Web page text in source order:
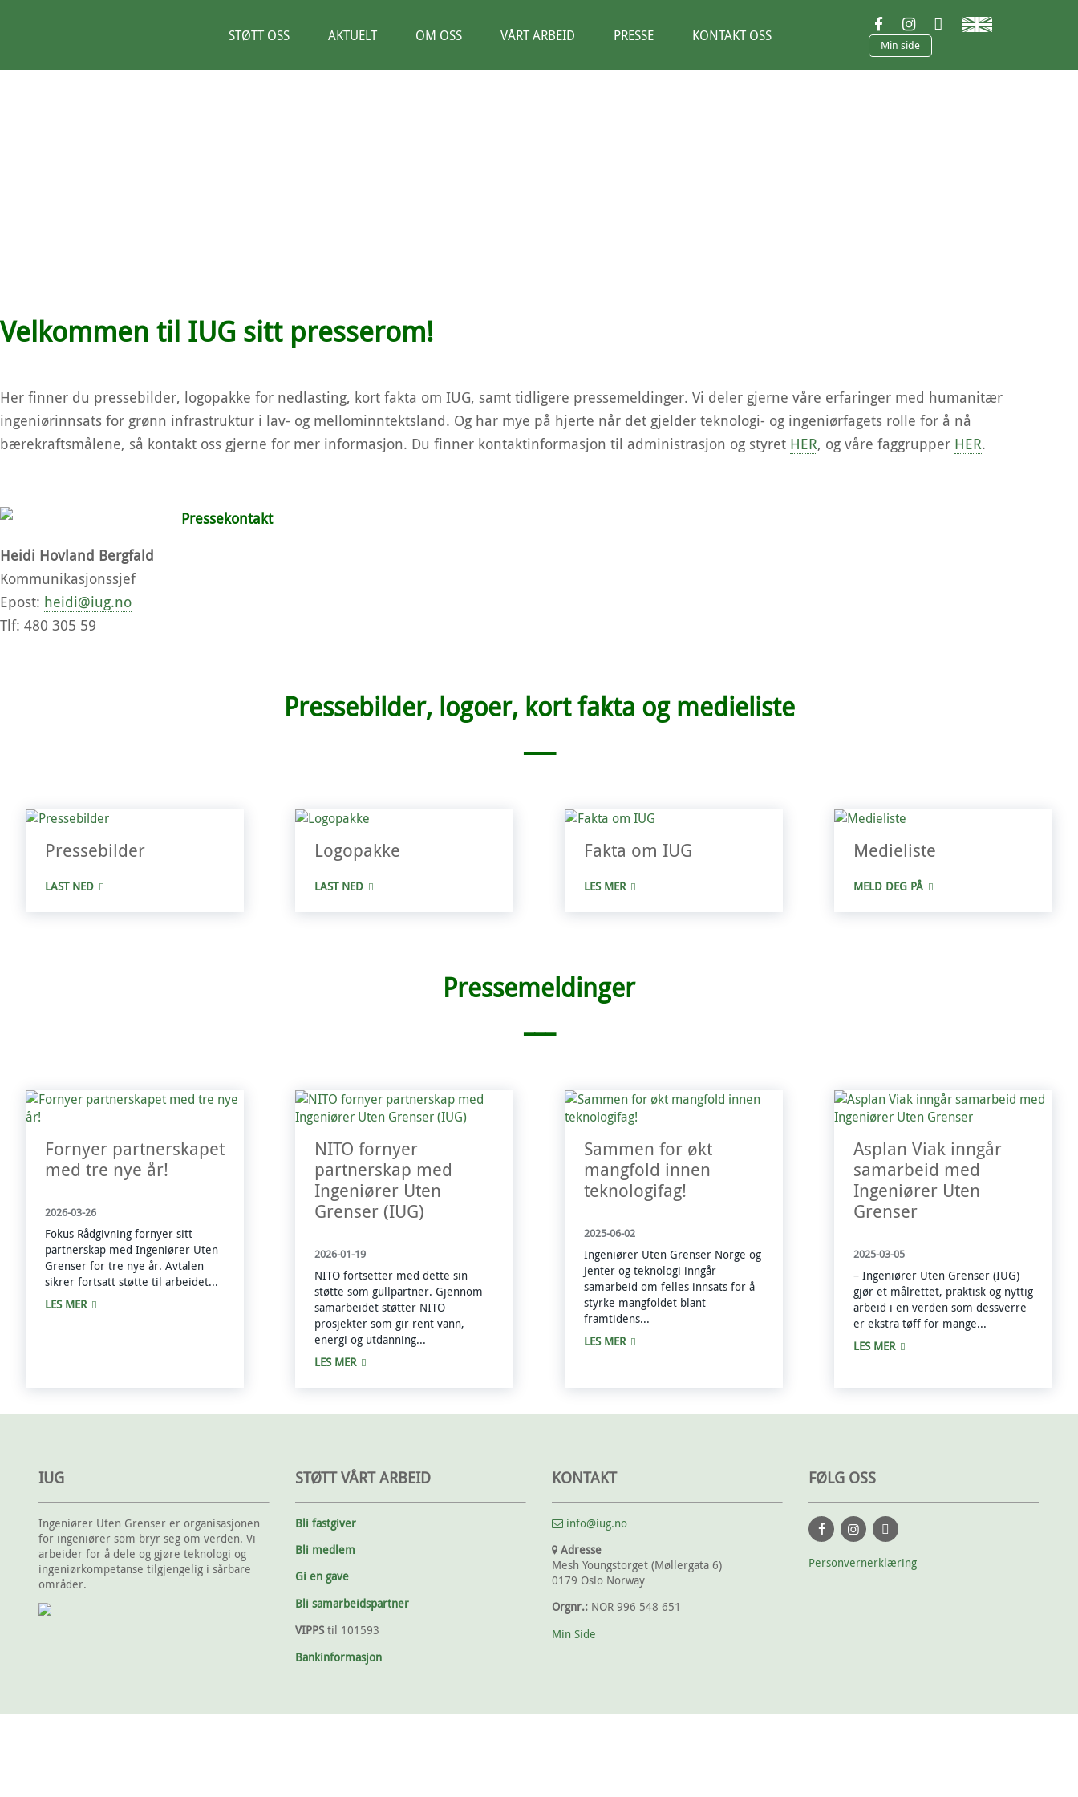
STØTT OSS AKTUELT OM OSS VÅRT ARBEID PRESSE KONTAKT OSS
Min side
Velkommen til IUG sitt presserom!
Her finner du pressebilder, logopakke for nedlasting, kort fakta om IUG, samt tidligere pressemeldinger. Vi deler gjerne våre erfaringer med humanitær
ingeniørinnsats for grønn infrastruktur i lav- og mellominntektsland. Og har mye på hjerte når det gjelder teknologi- og ingeniørfagets rolle for å nå
bærekraftsmålene, så kontakt oss gjerne for mer informasjon. Du finner kontaktinformasjon til administrasjon og styret HER, og våre faggrupper HER.
Pressekontakt
Heidi Hovland Bergfald
Kommunikasjonssjef
Epost: heidi@iug.no
Tlf: 480 305 59
Pressebilder, logoer, kort fakta og medieliste
Pressebilder
LAST NED
Logopakke
LAST NED
Fakta om IUG
LES MER
Medieliste
MELD DEG PÅ
Pressemeldinger
Fornyer partnerskapet
med tre nye år!
2026-03-26
Fokus Rådgivning fornyer sitt
partnerskap med Ingeniører Uten
Grenser for tre nye år. Avtalen
sikrer fortsatt støtte til arbeidet...
LES MER
NITO fornyer
partnerskap med
Ingeniører Uten
Grenser (IUG)
2026-01-19
NITO fortsetter med dette sin
støtte som gullpartner. Gjennom
samarbeidet støtter NITO
prosjekter som gir rent vann,
energi og utdanning...
LES MER
Sammen for økt
mangfold innen
teknologifag!
2025-06-02
Ingeniører Uten Grenser Norge og
Jenter og teknologi inngår
samarbeid om felles innsats for å
styrke mangfoldet blant
framtidens...
LES MER
Asplan Viak inngår
samarbeid med
Ingeniører Uten
Grenser
2025-03-05
– Ingeniører Uten Grenser (IUG)
gjør et målrettet, praktisk og nyttig
arbeid i en verden som dessverre
er ekstra tøff for mange...
LES MER
IUG
Ingeniører Uten Grenser er organisasjonen
for ingeniører som bryr seg om verden. Vi
arbeider for å dele og gjøre teknologi og
ingeniørkompetanse tilgjengelig i sårbare
områder.
STØTT VÅRT ARBEID
Bli fastgiver
Bli medlem
Gi en gave
Bli samarbeidspartner
VIPPS til 101593
Bankinformasjon
KONTAKT
info@iug.no
Adresse
Mesh Youngstorget (Møllergata 6)
0179 Oslo Norway
Orgnr.: NOR 996 548 651
Min Side
FØLG OSS
Personvernerklæring